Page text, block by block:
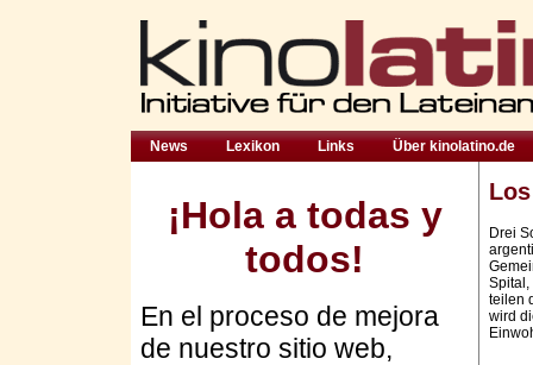
News Lexikon Links Über kinolatino.de
¡Hola a todas y
todos!
En el proceso de mejora
de nuestro sitio web,
Drei
Spital,
teilen
wird